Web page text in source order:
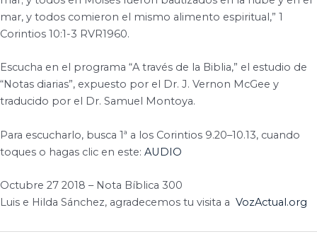
mar, y todos comieron el mismo alimento espiritual,” 1
Corintios 10:1-3 RVR1960.
Escucha en el programa “A través de la Biblia,” el estudio de
“Notas diarias”, expuesto por el Dr. J. Vernon McGee y
traducido por el Dr. Samuel Montoya.
Para escucharlo, busca 1ª a los Corintios 9.20–10.13, cuando
toques o hagas clic en este: AUDIO
Octubre 27 2018 – Nota Bíblica 300
Luis e Hilda Sánchez, agradecemos tu visita a VozActual.org